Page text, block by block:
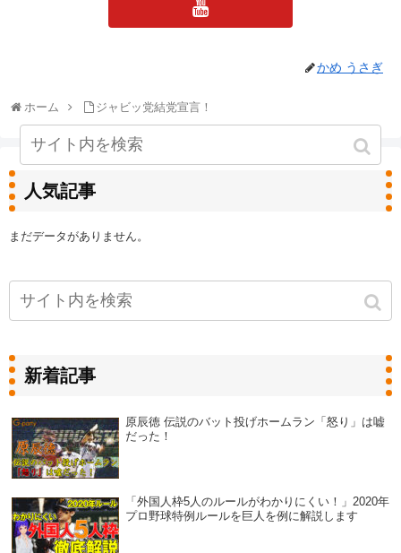
かめ うさぎ
ホーム ジャビッ党結党宣言！
人気記事
まだデータがありません。
新着記事
原辰徳 伝説のバット投げホームラン「怒り」は嘘
だった！
「外国人枠5人のルールがわかりにくい！」2020年
プロ野球特例ルールを巨人を例に解説します